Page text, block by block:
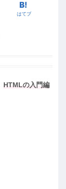
はてブ
HTMLの入門編